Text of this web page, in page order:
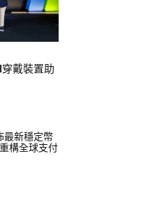
戴裝置助
最新穩定幣
構全球支付